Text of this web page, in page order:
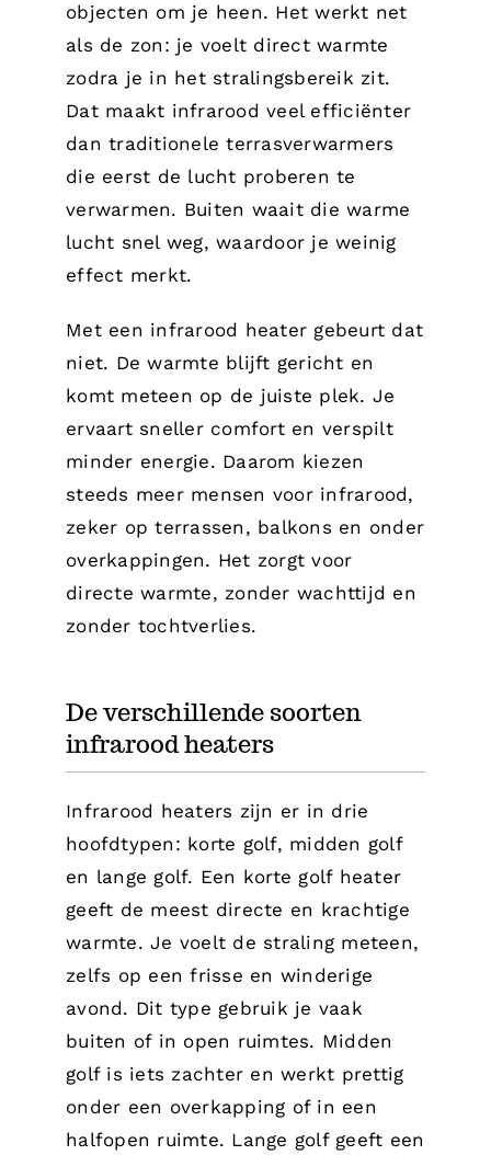
objecten om je heen. Het werkt net
als de zon: je voelt direct warmte
zodra je in het stralingsbereik zit.
Dat maakt infrarood veel efficiënter
dan traditionele terrasverwarmers
die eerst de lucht proberen te
verwarmen. Buiten waait die warme
lucht snel weg, waardoor je weinig
effect merkt.
Met een infrarood heater gebeurt dat
niet. De warmte blijft gericht en
komt meteen op de juiste plek. Je
ervaart sneller comfort en verspilt
minder energie. Daarom kiezen
steeds meer mensen voor infrarood,
zeker op terrassen, balkons en onder
overkappingen. Het zorgt voor
directe warmte, zonder wachttijd en
zonder tochtverlies.
De verschillende soorten
infrarood heaters
Infrarood heaters zijn er in drie
hoofdtypen: korte golf, midden golf
en lange golf. Een korte golf heater
geeft de meest directe en krachtige
warmte. Je voelt de straling meteen,
zelfs op een frisse en winderige
avond. Dit type gebruik je vaak
buiten of in open ruimtes. Midden
golf is iets zachter en werkt prettig
onder een overkapping of in een
halfopen ruimte. Lange golf geeft een